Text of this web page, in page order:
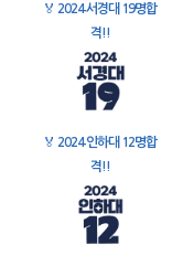
🏅 2024 서경대 19명합
격!!
🏅 2024 인하대 12명합
격!!